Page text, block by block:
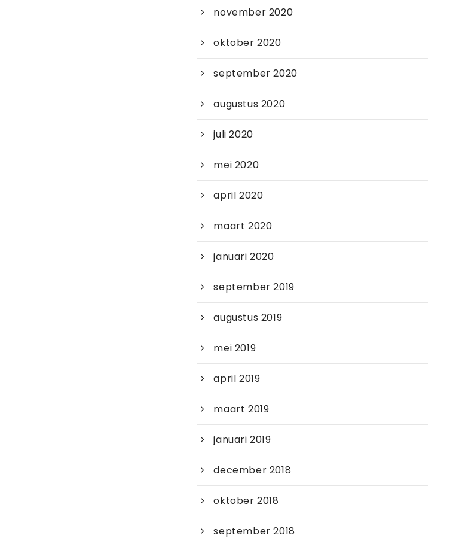
november 2020
oktober 2020
september 2020
augustus 2020
juli 2020
mei 2020
april 2020
maart 2020
januari 2020
september 2019
augustus 2019
mei 2019
april 2019
maart 2019
januari 2019
december 2018
oktober 2018
september 2018